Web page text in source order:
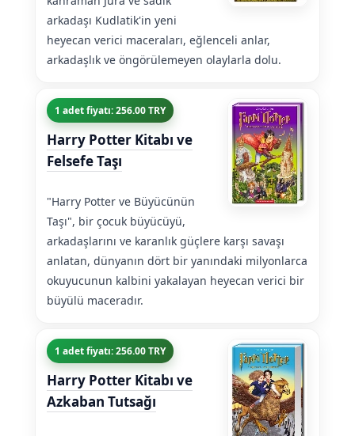
arkadaşı Kudlatik'in yeni
heyecan verici maceraları, eğlenceli anlar,
arkadaşlık ve öngörülemeyen olaylarla dolu.
1 adet fiyatı: 256.00 TRY
Harry Potter Kitabı ve
Felsefe Taşı
"Harry Potter ve Büyücünün
Taşı", bir çocuk büyücüyü,
arkadaşlarını ve karanlık güçlere karşı savaşı
anlatan, dünyanın dört bir yanındaki milyonlarca
okuyucunun kalbini yakalayan heyecan verici bir
büyülü maceradır.
1 adet fiyatı: 256.00 TRY
Harry Potter Kitabı ve
Azkaban Tutsağı